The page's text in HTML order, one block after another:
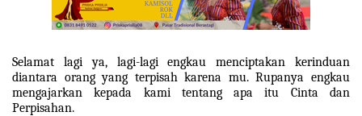
Selamat lagi ya, lagi-lagi engkau menciptakan kerinduan
diantara orang yang terpisah karena mu. Rupanya engkau
mengajarkan kepada kami tentang apa itu Cinta dan
Perpisahan.